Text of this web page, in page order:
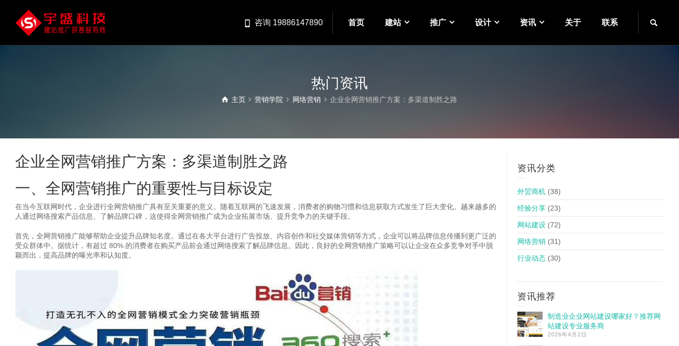
咨询 19886147890 首页 建站 推广 设计 资讯 关于 联系
热门资讯
主页 营销学院 网络营销 企业全网营销推广方案：多渠道制胜之路
企业全网营销推广方案：多渠道制胜之路
一、全网营销推广的重要性与目标设定
在当今互联网时代，企业进行全网营销推广具有至关重要的意义。随着互联网的飞速发展，消费者的购物习惯和信息获取方式发生了巨大变化。越来越多的
人通过网络搜索产品信息、了解品牌口碑，这使得全网营销推广成为企业拓展市场、提升竞争力的关键手段。
首先，全网营销推广能够帮助企业提升品牌知名度。通过在各大平台进行广告投放、内容创作和社交媒体营销等方式，企业可以将品牌信息传播到更广泛的
受众群体中。据统计，有超过 80% 的消费者在购买产品前会通过网络搜索了解品牌信息。因此，良好的全网营销推广策略可以让企业在众多竞争对手中脱
颖而出，提高品牌的曝光率和认知度。
资讯分类
外贸商机 (38)
经验分享 (23)
网站建设 (72)
网络营销 (31)
行业动态 (30)
资讯推荐
制造业企业网站建设哪家好？推荐网
站建设专业服务商
2026年4月2日